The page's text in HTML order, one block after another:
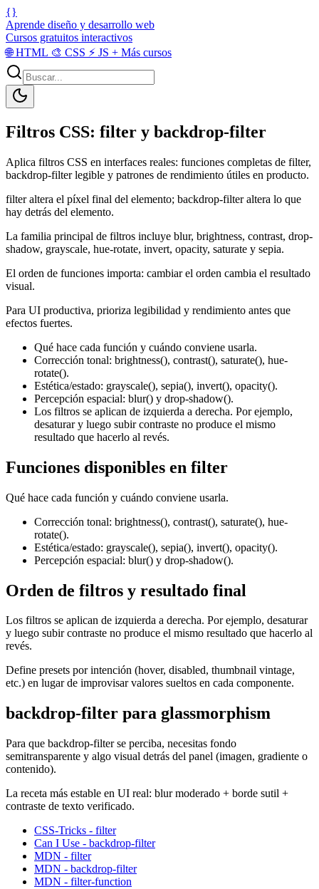
{}
Aprende diseño y desarrollo web
Cursos gratuitos interactivos
🌐HTML 🎨 CSS ⚡ JS + Más cursos
Filtros CSS: filter y backdrop-filter
Aplica filtros CSS en interfaces reales: funciones completas de filter,
backdrop-filter legible y patrones de rendimiento útiles en producto.
filter altera el píxel final del elemento; backdrop-filter altera lo que
hay detrás del elemento.
La familia principal de filtros incluye blur, brightness, contrast, drop-
shadow, grayscale, hue-rotate, invert, opacity, saturate y sepia.
El orden de funciones importa: cambiar el orden cambia el resultado
visual.
Para UI productiva, prioriza legibilidad y rendimiento antes que
efectos fuertes.
Qué hace cada función y cuándo conviene usarla.
Corrección tonal: brightness(), contrast(), saturate(), hue-
rotate().
Estética/estado: grayscale(), sepia(), invert(), opacity().
Percepción espacial: blur() y drop-shadow().
Los filtros se aplican de izquierda a derecha. Por ejemplo,
desaturar y luego subir contraste no produce el mismo
resultado que hacerlo al revés.
Funciones disponibles en filter
Qué hace cada función y cuándo conviene usarla.
Corrección tonal: brightness(), contrast(), saturate(), hue-
rotate().
Estética/estado: grayscale(), sepia(), invert(), opacity().
Percepción espacial: blur() y drop-shadow().
Orden de filtros y resultado final
Los filtros se aplican de izquierda a derecha. Por ejemplo, desaturar
y luego subir contraste no produce el mismo resultado que hacerlo al
revés.
Define presets por intención (hover, disabled, thumbnail vintage,
etc.) en lugar de improvisar valores sueltos en cada componente.
backdrop-filter para glassmorphism
Para que backdrop-filter se perciba, necesitas fondo
semitransparente y algo visual detrás del panel (imagen, gradiente o
contenido).
La receta más estable en UI real: blur moderado + borde sutil +
contraste de texto verificado.
CSS-Tricks - filter
Can I Use - backdrop-filter
MDN - filter
MDN - backdrop-filter
MDN - filter-function